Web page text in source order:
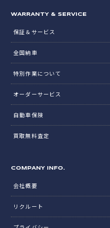
WARRANTY & SERVICE
保証＆サービス
全国納車
特別作業について
オーダーサービス
自動車保険
買取無料査定
COMPANY INFO.
会社概要
リクルート